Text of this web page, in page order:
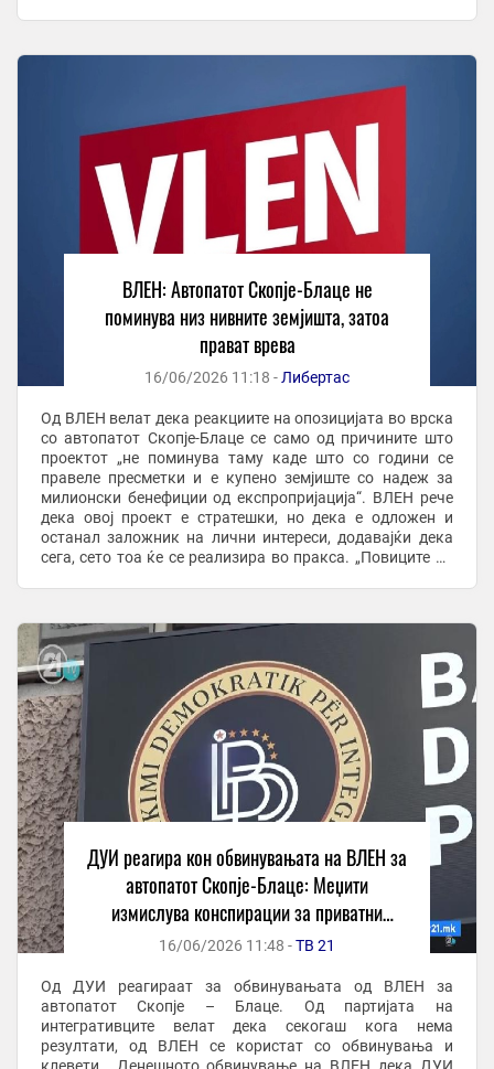
ВЛЕН: Автопатот Скопје-Блаце не
поминува низ нивните земјишта, затоа
прават врева
16/06/2026 11:18 -Либертас
Од ВЛЕН велат дека реакциите на опозицијата во врска
со автопатот Скопјe-Блаце се само од причините што
проектот „не поминува таму каде што со години се
правеле пресметки и е купено земјиште со надеж за
милионски бенефиции од експропријација“. ВЛЕН рече
дека овој проект е стратешки, но дека е одложен и
останал заложник на лични интереси, додавајќи дека
сега, сето тоа ќе се реализира во пракса. „Повиците на
ДУИ реагира кон обвинувањата на ВЛЕН за
автопатот Скопје-Блаце: Меџити
измислува конспирации за приватни
земјишта и интереси
16/06/2026 11:48 -ТВ 21
Од ДУИ реагираат за обвинувањата од ВЛЕН за
автопатот Скопје – Блаце. Од партијата на
интегративците велат дека секогаш кога нема
резултати, од ВЛЕН се користат со обвинувања и